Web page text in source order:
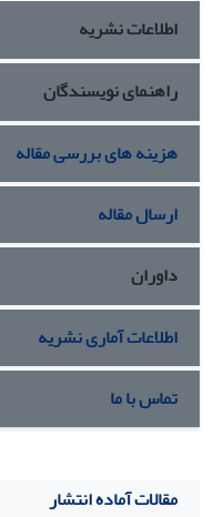
خود را باز می‌یابند و
اطلاعات نشریه
راهنمای نویسندگان
هزینه های بررسی مقاله
ارسال مقاله
داوران
اطلاعات آماری نشریه
تماس با ما
مقالات آماده انتشار